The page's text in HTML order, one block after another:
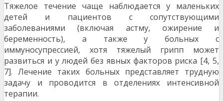
Тяжелое течение чаще наблюдается у маленьких
детей и пациентов с сопутствующими
заболеваниями (включая астму, ожирение и
беременность), а также у больных с
иммуносупрессией, хотя тяжелый грипп может
развиться и у людей без явных факторов риска [4, 5,
7]. Лечение таких больных представляет трудную
задачу и проводится в отделениях интенсивной
терапии.